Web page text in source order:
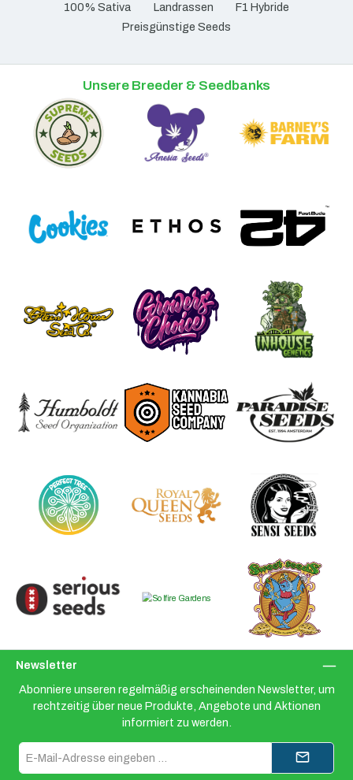
100% Sativa
Landrassen
F1 Hybride
Preisgünstige Seeds
Unsere Breeder & Seedbanks
Newsletter
Abonniere unseren regelmäßig erscheinenden Newsletter, um
rechtzeitig über neue Produkte, Angebote und Aktionen
informiert zu werden.
Mail-
Adresse*